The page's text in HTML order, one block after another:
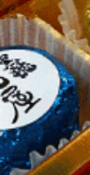
郎商店]